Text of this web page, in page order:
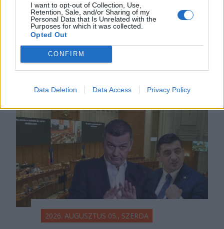
I want to opt-out of Collection, Use,
Retention, Sale, and/or Sharing of my
Personal Data that Is Unrelated with the
Purposes for which it was collected.
Opted Out
CONFIRM
Data Deletion Data Access Privacy Policy
Energiatakarékosságra hívja fel a
lakosságot a kormány. Továbbá:
gondatlanságból elkövetett
emberöléssel vádolnak egy hegyi
vezetőt a Bucsecs-hegységben
történt baleset miatt.
2026. AUGUSZTUS 05., SZERDA